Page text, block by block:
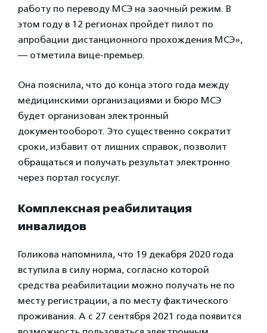
работу по переводу МСЭ на заочный режим. В
этом году в 12 регионах пройдет пилот по
апробации дистанционного прохождения МСЭ»,
— отметила вице-премьер.
Она пояснила, что до конца этого года между
медицинскими организациями и бюро МСЭ
будет организован электронный
документооборот. Это существенно сократит
сроки, избавит от лишних справок, позволит
обращаться и получать результат электронно
через портал госуслуг.
Комплексная реабилитация
инвалидов
Голикова напомнила, что 19 декабря 2020 года
вступила в силу норма, согласно которой
средства реабилитации можно получать не по
месту регистрации, а по месту фактического
проживания. А с 27 сентября 2021 года появится